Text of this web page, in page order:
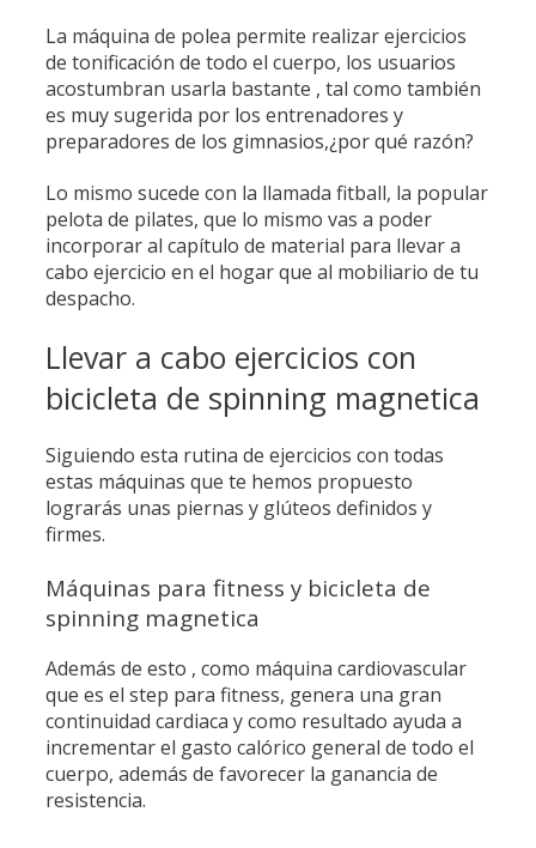
La máquina de polea permite realizar ejercicios
de tonificación de todo el cuerpo, los usuarios
acostumbran usarla bastante , tal como también
es muy sugerida por los entrenadores y
preparadores de los gimnasios,¿por qué razón?
Lo mismo sucede con la llamada fitball, la popular
pelota de pilates, que lo mismo vas a poder
incorporar al capítulo de material para llevar a
cabo ejercicio en el hogar que al mobiliario de tu
despacho.
Llevar a cabo ejercicios con
bicicleta de spinning magnetica
Siguiendo esta rutina de ejercicios con todas
estas máquinas que te hemos propuesto
lograrás unas piernas y glúteos definidos y
firmes.
Máquinas para fitness y bicicleta de
spinning magnetica
Además de esto , como máquina cardiovascular
que es el step para fitness, genera una gran
continuidad cardiaca y como resultado ayuda a
incrementar el gasto calórico general de todo el
cuerpo, además de favorecer la ganancia de
resistencia.